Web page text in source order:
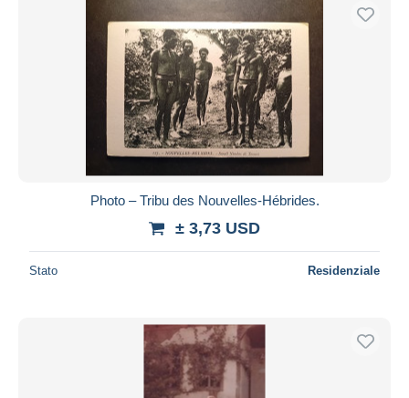
Aggiorna
Photo – Tribu des Nouvelles-Hébrides.
± 3,73 USD
Stato Residenziale